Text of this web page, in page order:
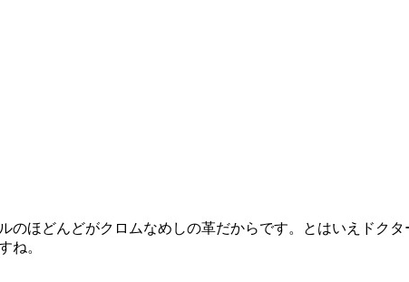
のほどんどがクロムなめしの革だからです。とはいえドク
ね。